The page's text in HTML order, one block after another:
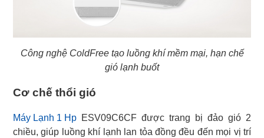
Công nghệ ColdFree tạo luồng khí mềm mại, hạn chế
gió lạnh buốt
Cơ chế thổi gió
Máy Lạnh 1 Hp ESV09C6CF được trang bị đảo gió 2
chiều, giúp luồng khí lạnh lan tỏa đồng đều đến mọi vị trí